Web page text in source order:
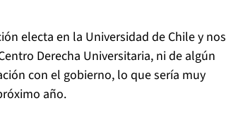
electa en la Universidad de Chile y nos
Derecha Universitaria, ni de algún
con el gobierno, lo que sería muy
año.